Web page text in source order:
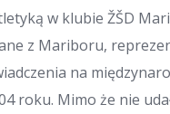
w klubie ŽŠD
z Mariboru,
na
roku. Mimo że nie